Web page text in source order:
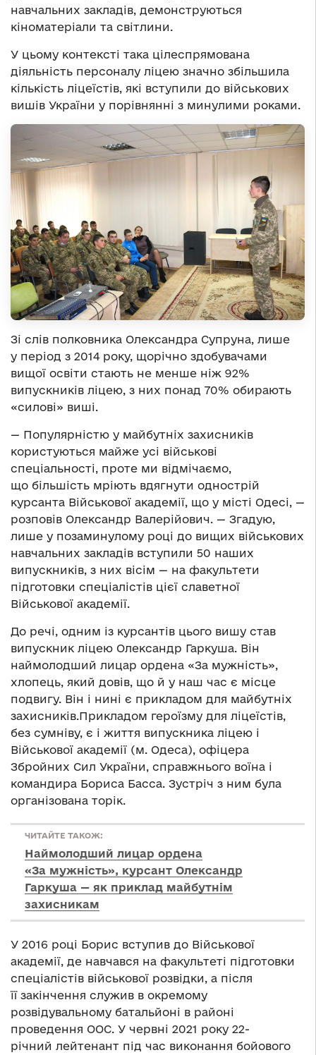
навчальних закладів, демонструються
кіноматеріали та світлини.
У цьому контексті така цілеспрямована
діяльність персоналу ліцею значно збільшила
кількість ліцеїстів, які вступили до військових
вишів України у порівнянні з минулими роками.
Зі слів полковника Олександра Супруна, лише
у період з 2014 року, щорічно здобувачами
вищої освіти стають не менше ніж 92%
випускників ліцею, з них понад 70% обирають
«силові» виші.
— Популярністю у майбутніх захисників
користуються майже усі військові
спеціальності, проте ми відмічаємо,
що більшість мріють вдягнути однострій
курсанта Військової академії, що у місті Одесі, —
розповів Олександр Валерійович. — Згадую,
лише у позаминулому році до вищих військових
навчальних закладів вступили 50 наших
випускників, з них вісім — на факультети
підготовки спеціалістів цієї славетної
Військової академії.
До речі, одним із курсантів цього вишу став
випускник ліцею Олександр Гаркуша. Він
наймолодший лицар ордена «За мужність»,
хлопець, який довів, що й у наш час є місце
подвигу. Він і нині є прикладом для майбутніх
захисників.Прикладом героїзму для ліцеїстів,
без сумніву, є і життя випускника ліцею і
Військової академії (м. Одеса), офіцера
Збройних Сил України, справжнього воїна і
командира Бориса Басса. Зустріч з ним була
організована торік.
ЧИТАЙТЕ ТАКОЖ:
Наймолодший лицар ордена
«За мужність», курсант Олександр
Гаркуша — як приклад майбутнім
захисникам
У 2016 році Борис вступив до Військової
академії, де навчався на факультеті підготовки
спеціалістів військової розвідки, а після
її закінчення служив в окремому
розвідувальному батальйоні в районі
проведення ООС. У червні 2021 року 22-
річний лейтенант під час виконання бойового